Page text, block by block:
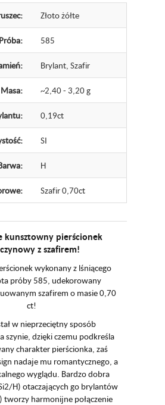
Złoto żółte
Próba: 585
Brylant, Szafir
Masa: ~2,40 - 3,20 g
0,19ct
SI
H
Szafir 0,70ct
kunsztowny pierścionek
z szafirem!
wykonany z lśniącego
próby 585, udekorowany
szafirem o masie 0,70
ct!
w nieprzeciętny sposób
szynie, dzięki czemu podkreśla
charakter pierścionka, zaś
nadaje mu romantycznego, a
wyglądu. Bardzo dobra
H) otaczających go brylantów
tworzy harmonijne połączenie